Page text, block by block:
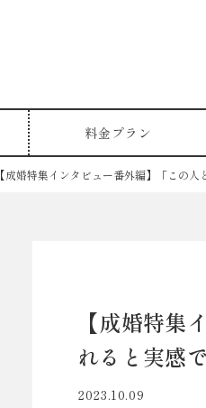
料金プラン
【成婚特集インタビュー番外編】「この人
【成婚特集
れると実感
2023.10.09